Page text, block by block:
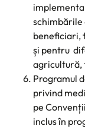
beneficiari,
și pentru
agricultură,
Programul
privind
pe
inclus în